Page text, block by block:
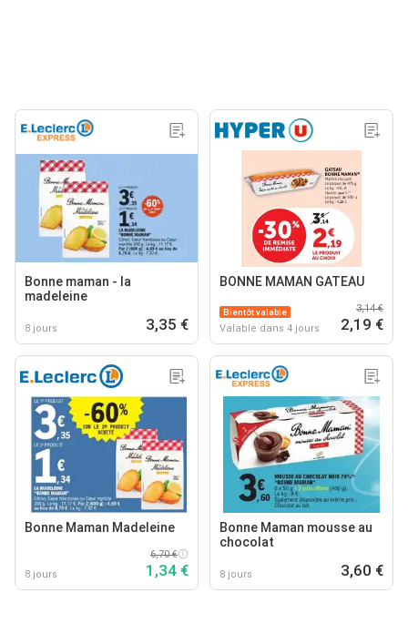
Bonne maman - la
madeleine
8 jours 3,35 €
BONNE MAMAN GATEAU
Bientôt valable
Valable dans 4 jours
3,14 €
2,19 €
Bonne Maman Madeleine
8 jours
6,70 €
1,34 €
Bonne Maman mousse au
chocolat
8 jours 3,60 €